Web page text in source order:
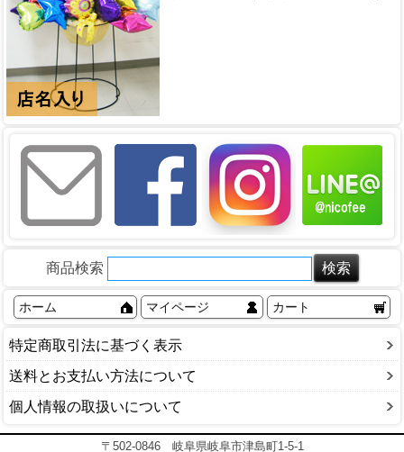
商品検索
ホーム マイページ カート
特定商取引法に基づく表示
送料とお支払い方法について
個人情報の取扱いについて
〒502-0846 岐阜県岐阜市津島町1-5-1